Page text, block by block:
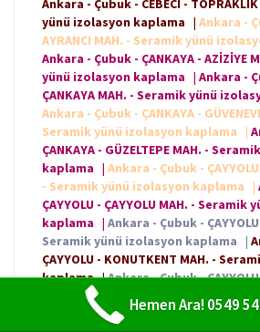
Ankara - Çubuk - CEBECİ -
yünü izolasyon kaplama | Ankara -
AYRANCI MAH. - Seramik yünü
Ankara - Çubuk - ÇANKAYA - AZİZİYE
yünü izolasyon kaplama | Ankara -
ÇANKAYA MAH. - Seramik yünü
Ankara - Çubuk - ÇANKAYA -
Seramik yünü izolasyon kaplama
|
ÇANKAYA - GÜZELTEPE MAH. -
kaplama | Ankara - Çubuk - ÇAYYOLU
- Seramik yünü izolasyon kaplama
|
ÇAYYOLU - ÇAYYOLU MAH. -
kaplama | Ankara - Çubuk -
Seramik yünü izolasyon kaplama |
ÇAYYOLU - KONUTKENT MAH. -
kaplama|Ankara - Çubuk -
Seramik yünü izolasyon kaplama |
ÇAYYOLU - PROF. DR. AHMET TANER
Hemen Ara! 0549